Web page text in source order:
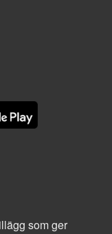
som ger